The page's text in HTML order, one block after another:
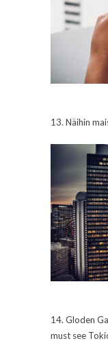
13. Näihin
14. Gloden
must see